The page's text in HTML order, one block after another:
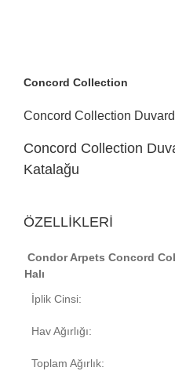
Concord Collection
Concord Collection
Concord Collection
Katalağu
ÖZELLİKLERİ
Condor Arpets Concord
Halı
İplik Cinsi:
Hav Ağırlığı:
Toplam Ağırlık: